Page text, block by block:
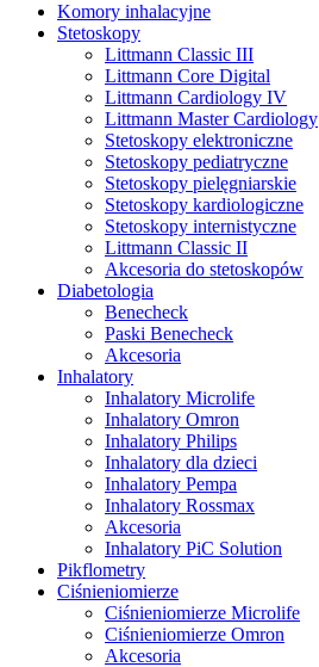
Komory inhalacyjne
Stetoskopy
Littmann Classic III
Littmann Core Digital
Littmann Cardiology IV
Littmann Master Cardiology
Stetoskopy elektroniczne
Stetoskopy pediatryczne
Stetoskopy pielęgniarskie
Stetoskopy kardiologiczne
Stetoskopy internistyczne
Littmann Classic II
Akcesoria do stetoskopów
Diabetologia
Benecheck
Paski Benecheck
Akcesoria
Inhalatory
Inhalatory Microlife
Inhalatory Omron
Inhalatory Philips
Inhalatory dla dzieci
Inhalatory Pempa
Inhalatory Rossmax
Akcesoria
Inhalatory PiC Solution
Pikflometry
Ciśnieniomierze
Ciśnieniomierze Microlife
Ciśnieniomierze Omron
Akcesoria